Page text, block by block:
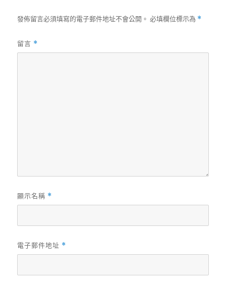
發佈留言必須填寫的電子郵件地址不會公開。 必填欄位標示為 *
留言 *
顯示名稱 *
電子郵件地址 *